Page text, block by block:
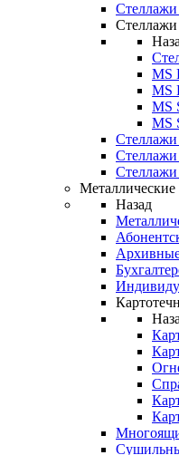
Стеллажи
MS
MS
MS
MS
Стеллажи
Стеллажи
Назад